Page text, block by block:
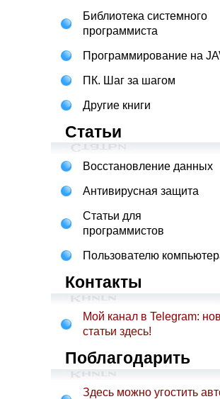
Библиотека системного
программиста
Программирование на
ПК. Шаг за шагом
Другие книги
Статьи
Восстановление данных
Антивирусная защита
Статьи для
программистов
Пользователю
Контакты
Мой канал в Telegram:
статьи здесь!
Поблагодарить
Здесь можно угостить